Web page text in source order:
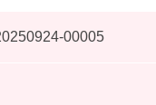
00005